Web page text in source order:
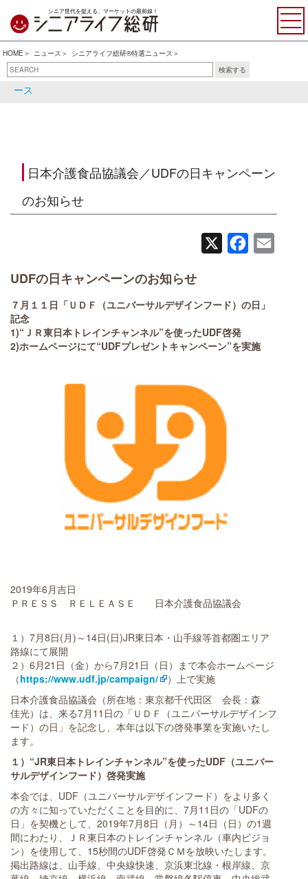
シニア世代を捉える、マーケットの最前線！
HOME ニュース
シニアライフ総研®特選ニュース
検索する
シニアライフ総研®特選ニュ
ース
シニア関連ニュース
日本介護食品協議会／UDFの日キャンペーン
のお知らせ
Facebook
UDFの日キャンペーンのお知らせ
７月１１日「ＵＤＦ（ユニバーサルデザインフード）の日」
記念
1)“ＪＲ東日本トレインチャンネル”を使ったUDF啓発
2)ホームページにて“UDFプレゼントキャンペーン”を実施
2019年6月吉日
ＰＲＥＳＳ ＲＥＬＥＡＳＥ 日本介護食品協議会
１）7月8日(月)～14日(日)JR東日本・山手線等首都圏エリア
路線にて展開
２）6月21日（金）から7月21日（日）まで本会ホームページ
（https://www.udf.jp/campaign/
）上で実施
日本介護食品協議会（所在地：東京都千代田区 会長：森
佳光）は、来る7月11日の「ＵＤＦ（ユニバーサルデザインフ
ード）の日」を記念し、本年は以下の啓発事業を実施いたし
ます。
１）“JR東日本トレインチャンネル”を使ったUDF（ユニバー
サルデザインフード）啓発実施
本会では、UDF（ユニバーサルデザインフード）をより多く
の方々に知っていただくことを目的に、7月11日の「UDFの
日」を契機として、2019年7月8日（月）～14日（日）の1週
間にわたり、ＪＲ東日本のトレインチャンネル（車内ビジョ
ン）を使用して、15秒間のUDF啓発ＣＭを放映いたします。
掲出路線は、山手線、中央線快速、京浜東北線・根岸線、京